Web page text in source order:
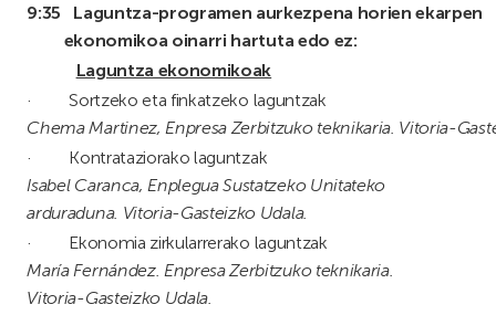
9:35 Laguntza-programen aurkezpena horien ekarpen
ekonomikoa oinarri hartuta edo ez:
Laguntza ekonomikoak
·Sortzeko eta finkatzeko laguntzak
Chema Martinez, Enpresa Zerbitzuko teknikaria. Vitoria-
· Kontrataziorako laguntzak
Isabel Caranca, Enplegua Sustatzeko Unitateko
arduraduna. Vitoria-Gasteizko Udala.
· Ekonomia zirkularrerako laguntzak
María Fernández. Enpresa Zerbitzuko teknikaria.
Vitoria-Gasteizko Udala.